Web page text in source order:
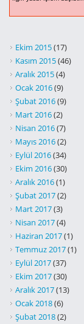
Ekim 2015(17)
Kasım 2015(46)
Aralık 2015(4)
Ocak 2016(9)
Şubat 2016(9)
Mart 2016(2)
Nisan 2016(7)
Mayıs 2016(2)
Eylül 2016(34)
Ekim 2016(30)
Aralık 2016(1)
Şubat 2017(2)
Mart 2017(3)
Nisan 2017(4)
Haziran 2017(1)
Temmuz 2017(1)
Eylül 2017(37)
Ekim 2017(30)
Aralık 2017(13)
Ocak 2018(6)
Şubat 2018(2)